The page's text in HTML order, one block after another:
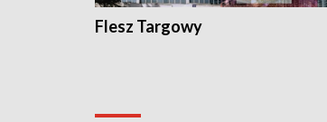
Flesz Targowy